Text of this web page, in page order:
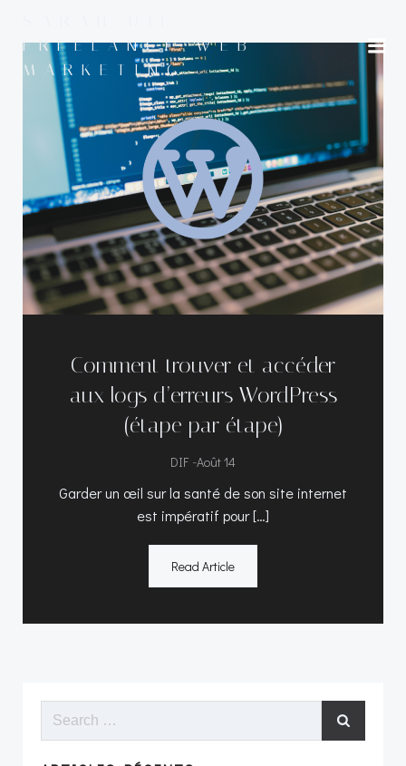
contenu
FREELANCE WEB
MARKETING
Comment trouver et accéder
aux logs d’erreurs WordPress
(étape par étape)
DIF -Août 14
Garder un œil sur la santé de son site internet
est impératif pour […]
Read Article
Search